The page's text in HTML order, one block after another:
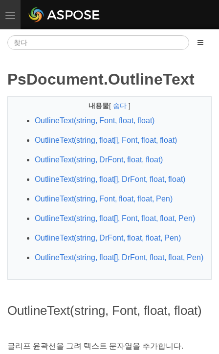
탐색 전환
PsDocument.OutlineText
내용물[ 숨다 ]
OutlineText(string, Font, float, float)
OutlineText(string, float[], Font, float, float)
OutlineText(string, DrFont, float, float)
OutlineText(string, float[], DrFont, float, float)
OutlineText(string, Font, float, float, Pen)
OutlineText(string, float[], Font, float, float, Pen)
OutlineText(string, DrFont, float, float, Pen)
OutlineText(string, float[], DrFont, float, float, Pen)
OutlineText(string, Font, float, float)
글리프 윤곽선을 그려 텍스트 문자열을 추가합니다.